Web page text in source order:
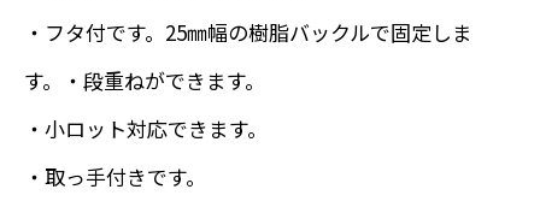
・フタ付です。25㎜幅の樹脂バックルで固定しま
す。・段重ねができます。
・小ロット対応できます。
・取っ手付きです。